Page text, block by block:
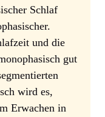
Schlaf
und die
gut
wird es,
Erwachen in